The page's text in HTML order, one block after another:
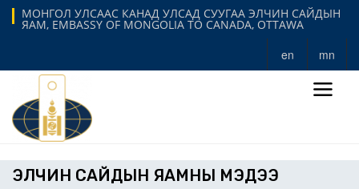
МОНГОЛ УЛСААС КАНАД УЛСАД СУУГАА ЭЛЧИН САЙДЫН
ЯАМ, EMBASSY OF MONGOLIA TO CANADA, OTTAWA
en mn
ЭЛЧИН САЙДЫН ЯАМНЫ МЭДЭЭ